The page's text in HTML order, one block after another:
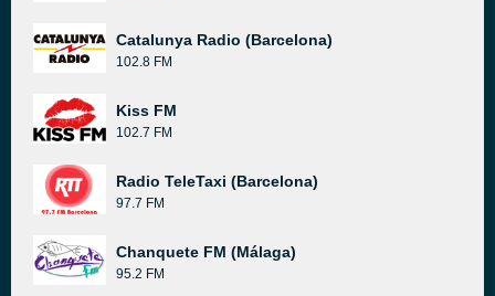
Catalunya Radio (Barcelona)
102.8 FM
Kiss FM
102.7 FM
Radio TeleTaxi (Barcelona)
97.7 FM
Chanquete FM (Málaga)
95.2 FM